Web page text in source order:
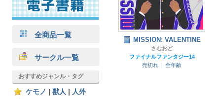
全商品一覧
サークル一覧
おすすめジャンル・タグ
ケモノ 獣人
人外
MISSION: VALENTINE
さむおど
ファイナルファンタジー14
売切れ｜
全年齢